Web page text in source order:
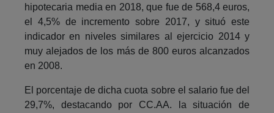
hipotecaria media en 2018, que fue de 568,4 euros,
el 4,5% de incremento sobre 2017, y situó este
indicador en niveles similares al ejercicio 2014 y
muy alejados de los más de 800 euros alcanzados
en 2008.
El porcentaje de dicha cuota sobre el salario fue del
29,7%, destacando por CC.AA. la situación de